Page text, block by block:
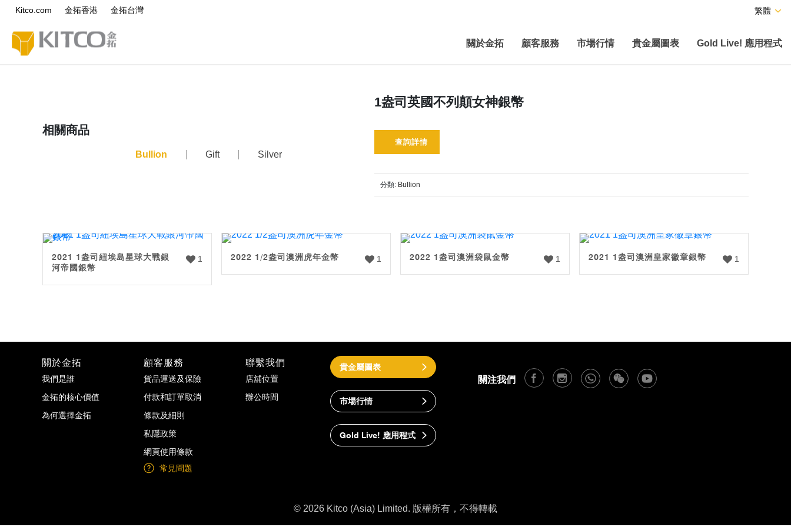
Kitco.com 金拓香港 金拓台灣 繁體
關於金拓 顧客服務 市場行情 貴金屬圖表 Gold Live! 應用程式
1盎司英國不列顛女神銀幣
查詢詳情
分類: Bullion
相關商品
Bullion Gift Silver
1
2021 1盎司紐埃島星球大戰銀
河帝國銀幣
1
2022 1/2盎司澳洲虎年金幣 1
2022 1盎司澳洲袋鼠金幣 1
2021 1盎司澳洲皇家徽章銀幣
關於金拓
我們是誰
金拓的核心價值
為何選擇金拓
顧客服務
貨品運送及保險
付款和訂單取消
條款及細則
私隱政策
網頁使用條款
常見問題
聯繫我們
店舖位置
辦公時間
貴金屬圖表
市場行情
Gold Live! 應用程式
關注我們
© 2026 Kitco (Asia) Limited. 版權所有，不得轉載